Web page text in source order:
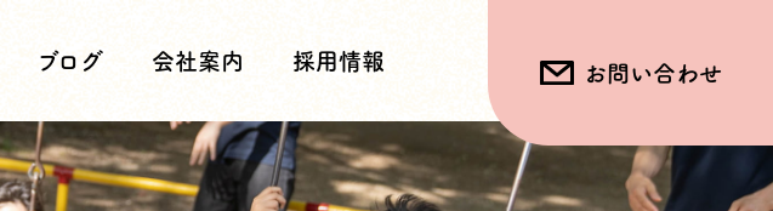
ブログ 会社案内 採用情報
お問い合わせ